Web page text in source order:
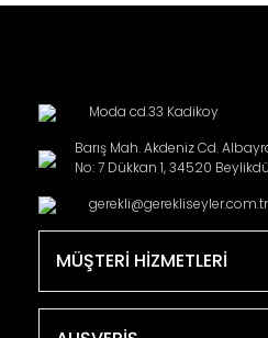
Moda cd.33 Kadikoy
Barış Mah. Akdeniz Cd.
No: 7 Dükkan 1, 34520
gerekli@gerekliseyler.com.tr
MÜŞTERİ HİZMETLERİ